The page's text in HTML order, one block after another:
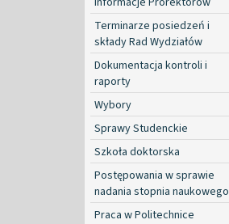
Terminarze posiedzeń i
składy Rad Wydziałów
Dokumentacja kontroli i
raporty
Wybory
Sprawy Studenckie
Szkoła doktorska
Postępowania w sprawie
nadania stopnia naukowego
Praca w Politechnice